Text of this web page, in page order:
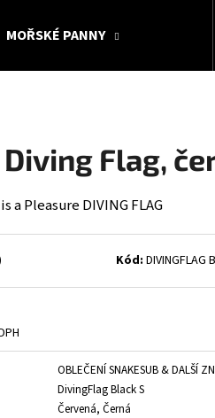
MOŘSKÉ PANNY
Flag,
a Pleasure DIVING FLAG
Kód: DIVINGFLAG
OBLEČENÍ SNAKESUB & DALŠÍ
DivingFlag Black S
Červená, Černá
POTÁPĚČSKÁ MASKA MEDIUM